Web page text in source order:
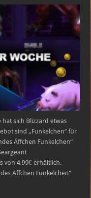
sich Blizzard etwas
sind „Funkelchen“ für
Äffchen Funkelchen“
von 4,99€ erhältlich.
Funkelchen“